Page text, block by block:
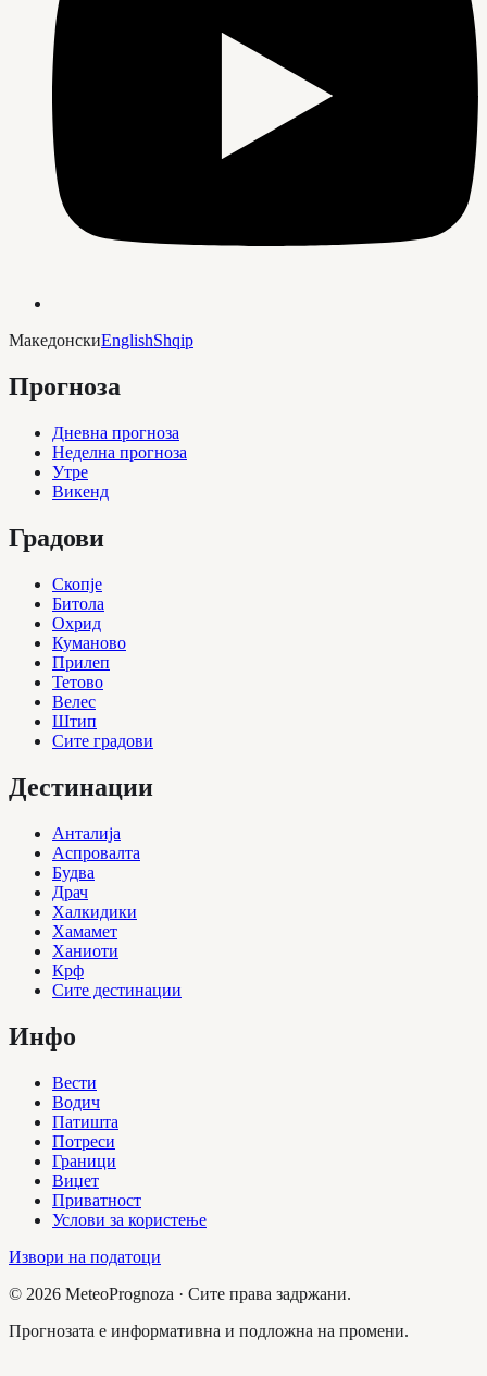
МакедонскиEnglishShqip
Прогноза
Дневна прогноза
Неделна прогноза
Утре
Викенд
Градови
Скопје
Битола
Охрид
Куманово
Прилеп
Тетово
Велес
Штип
Сите градови
Дестинации
Анталија
Аспровалта
Будва
Драч
Халкидики
Хамамет
Ханиоти
Крф
Сите дестинации
Инфо
Вести
Водич
Патишта
Потреси
Граници
Виџет
Приватност
Услови за користење
Извори на податоци
© 2026 MeteoPrognoza · Сите права задржани.
Прогнозата е информативна и подложна на промени.